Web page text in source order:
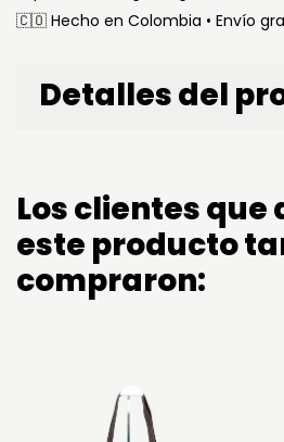
🇨🇴 Hecho en Colombia • Envío
Detalles del
Los clientes
este producto
compraron: